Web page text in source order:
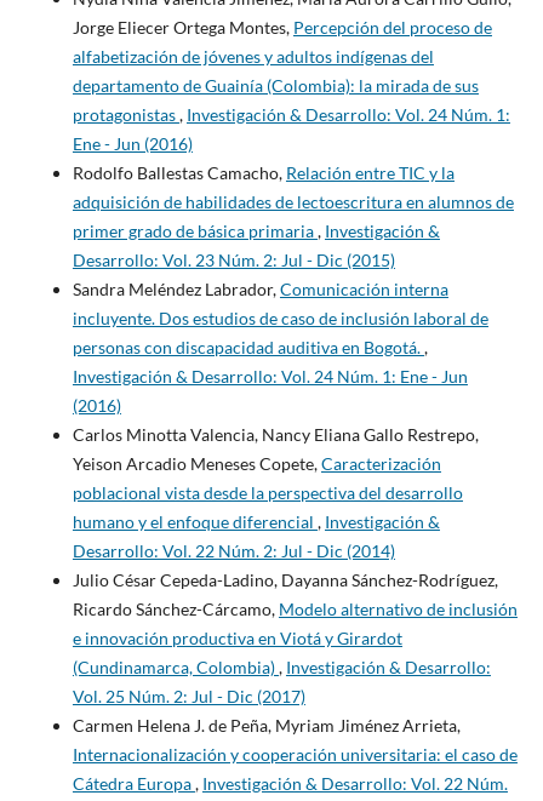
Jorge Eliecer Ortega Montes, Percepción del proceso de
alfabetización de jóvenes y adultos indígenas del
departamento de Guainía (Colombia): la mirada de sus
protagonistas, Investigación & Desarrollo: Vol. 24 Núm. 1:
Ene - Jun (2016)
Rodolfo Ballestas Camacho, Relación entre TIC y la
adquisición de habilidades de lectoescritura en alumnos de
primer grado de básica primaria, Investigación &
Desarrollo: Vol. 23 Núm. 2: Jul - Dic (2015)
Sandra Meléndez Labrador,Comunicación interna
incluyente. Dos estudios de caso de inclusión laboral de
personas con discapacidad auditiva en Bogotá.,
Investigación & Desarrollo: Vol. 24 Núm. 1: Ene - Jun
(2016)
Carlos Minotta Valencia, Nancy Eliana Gallo Restrepo,
Yeison Arcadio Meneses Copete,Caracterización
poblacional vista desde la perspectiva del desarrollo
humano y el enfoque diferencial , Investigación &
Desarrollo: Vol. 22 Núm. 2: Jul - Dic (2014)
Julio César Cepeda-Ladino, Dayanna Sánchez-Rodríguez,
Ricardo Sánchez-Cárcamo, Modelo alternativo de inclusión
e innovación productiva en Viotá y Girardot
(Cundinamarca, Colombia), Investigación & Desarrollo:
Vol. 25 Núm. 2: Jul - Dic (2017)
Carmen Helena J. de Peña, Myriam Jiménez Arrieta,
Internacionalización y cooperación universitaria: el caso de
Cátedra Europa, Investigación & Desarrollo: Vol. 22 Núm.